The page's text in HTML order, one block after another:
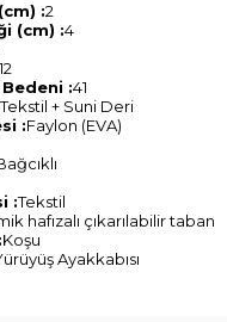
:2
(cm) :4
12
:41
Tekstil + Suni Deri
:Faylon (EVA)
:Tekstil
hafızalı çıkarılabilir taban
Koşu
Ayakkabısı